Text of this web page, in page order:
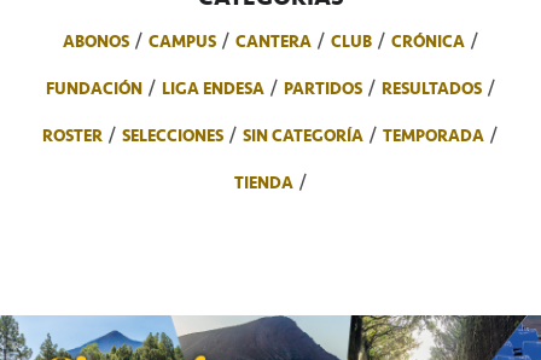
ABONOS CAMPUS CANTERA CLUB
CRÓNICA
FUNDACIÓN
LIGA ENDESA PARTIDOS
RESULTADOS
ROSTER
SELECCIONES SIN CATEGORÍA
TEMPORADA
TIENDA